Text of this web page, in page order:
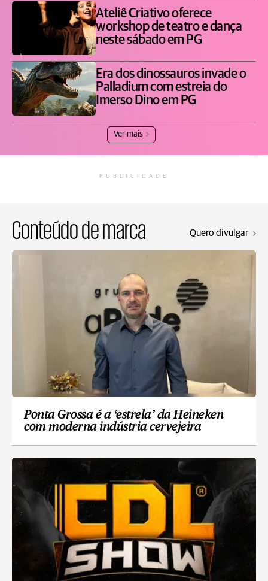
Ateliê Criativo oferece
workshop de teatro e dança
neste sábado em PG
Era dos dinossauros invade o
Palladium com estreia do
Imerso Dino em PG
Ver mais
PUBLICIDADE
Conteúdo de marca Quero divulgar
Ponta Grossa é a ‘estrela’ da Heineken
com moderna indústria cervejeira